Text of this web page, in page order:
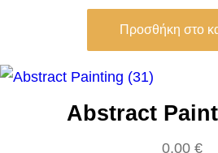
Προσθήκη στο
Abstract
0,00 €